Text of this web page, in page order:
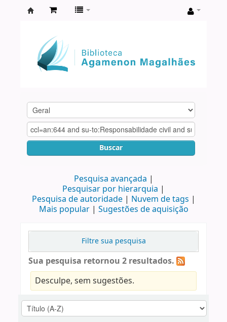
Agamenon
Magalhães
Buscar
Pesquisa avançada
Pesquisar por hierarquia
Pesquisa de autoridade
Nuvem de tags
Mais popular
Sugestões de aquisição
Filtre sua pesquisa
Sua pesquisa retornou 2 resultados.
Desculpe, sem sugestões.